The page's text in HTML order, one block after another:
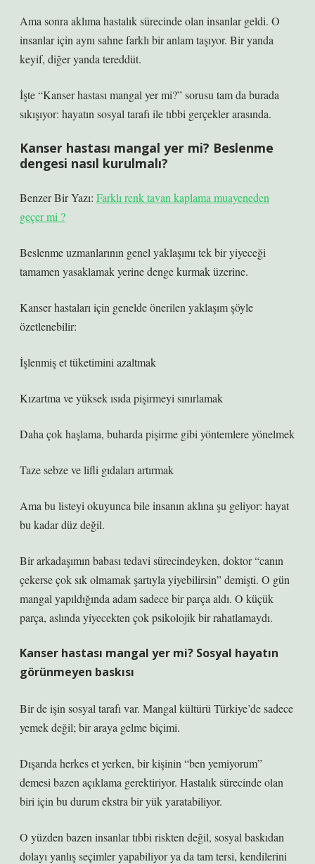
Ama sonra aklıma hastalık sürecinde olan insanlar geldi. O
insanlar için aynı sahne farklı bir anlam taşıyor. Bir yanda
keyif, diğer yanda tereddüt.
İşte “Kanser hastası mangal yer mi?” sorusu tam da burada
sıkışıyor: hayatın sosyal tarafı ile tıbbi gerçekler arasında.
Kanser hastası mangal yer mi? Beslenme
dengesi nasıl kurulmalı?
Benzer Bir Yazı: Farklı renk tavan kaplama muayeneden
geçer mi ?
Beslenme uzmanlarının genel yaklaşımı tek bir yiyeceği
tamamen yasaklamak yerine denge kurmak üzerine.
Kanser hastaları için genelde önerilen yaklaşım şöyle
özetlenebilir:
İşlenmiş et tüketimini azaltmak
Kızartma ve yüksek ısıda pişirmeyi sınırlamak
Daha çok haşlama, buharda pişirme gibi yöntemlere yönelmek
Taze sebze ve lifli gıdaları artırmak
Ama bu listeyi okuyunca bile insanın aklına şu geliyor: hayat
bu kadar düz değil.
Bir arkadaşımın babası tedavi sürecindeyken, doktor “canın
çekerse çok sık olmamak şartıyla yiyebilirsin” demişti. O gün
mangal yapıldığında adam sadece bir parça aldı. O küçük
parça, aslında yiyecekten çok psikolojik bir rahatlamaydı.
Kanser hastası mangal yer mi? Sosyal hayatın
görünmeyen baskısı
Bir de işin sosyal tarafı var. Mangal kültürü Türkiye’de sadece
yemek değil; bir araya gelme biçimi.
Dışarıda herkes et yerken, bir kişinin “ben yemiyorum”
demesi bazen açıklama gerektiriyor. Hastalık sürecinde olan
biri için bu durum ekstra bir yük yaratabiliyor.
O yüzden bazen insanlar tıbbi riskten değil, sosyal baskıdan
dolayı yanlış seçimler yapabiliyor ya da tam tersi, kendilerini